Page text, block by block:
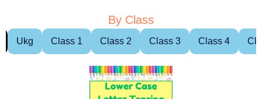
By Class
Ukg Class 1 Class 2 Class 3 Class 4